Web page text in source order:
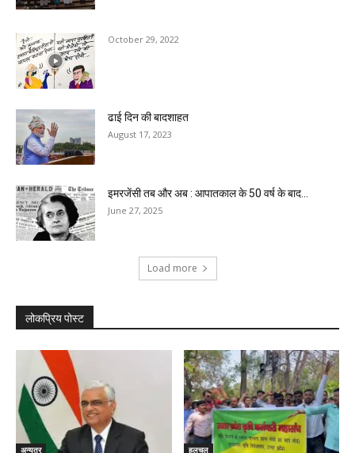
October 29, 2022
ढाई दिन की बादशाहत
August 17, 2023
इमरजेंसी तब और अब : आपातकाल के 50 वर्ष के बाद...
June 27, 2025
Load more
लोकप्रिय पोस्ट
अन्यत्र हलचल